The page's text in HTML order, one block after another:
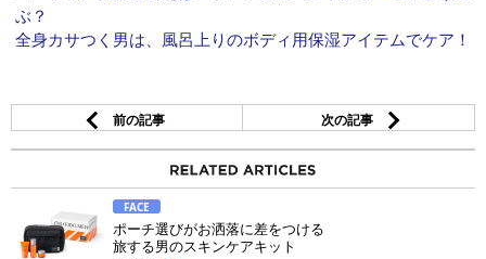
ぶ？
全身カサつく男は、風呂上りのボディ用保湿アイテムでケア！
前の記事 次の記事
FACE
ポーチ選びがお洒落に差をつける
旅する男のスキンケアキット